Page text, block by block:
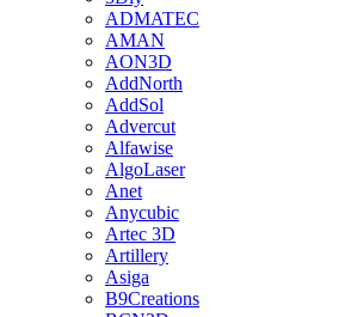
ADMATEC
AMAN
AON3D
AddNorth
AddSol
Advercut
Alfawise
AlgoLaser
Anet
Anycubic
Artec 3D
Artillery
Asiga
B9Creations